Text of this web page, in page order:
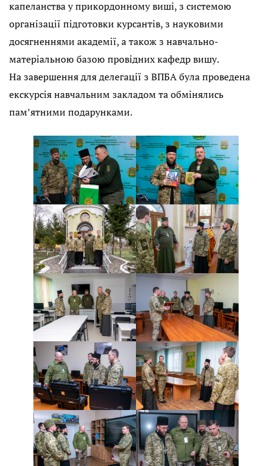
капеланства у прикордонному виші, з системою
організації підготовки курсантів, з науковими
досягненнями академії, а також з навчально-
матеріальною базою провідних кафедр вишу.
На завершення для делегації з ВПБА була проведена
екскурсія навчальним закладом та обмінялись
пам’ятними подарунками.